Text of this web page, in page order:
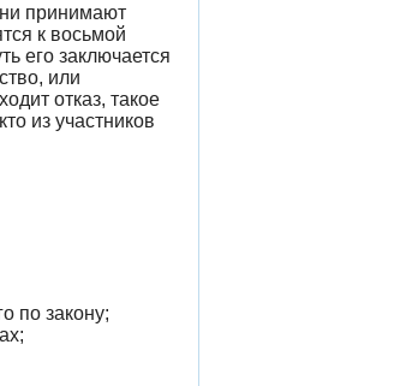
принимают
к восьмой
его заключается
или
отказ, такое
из участников
по закону;